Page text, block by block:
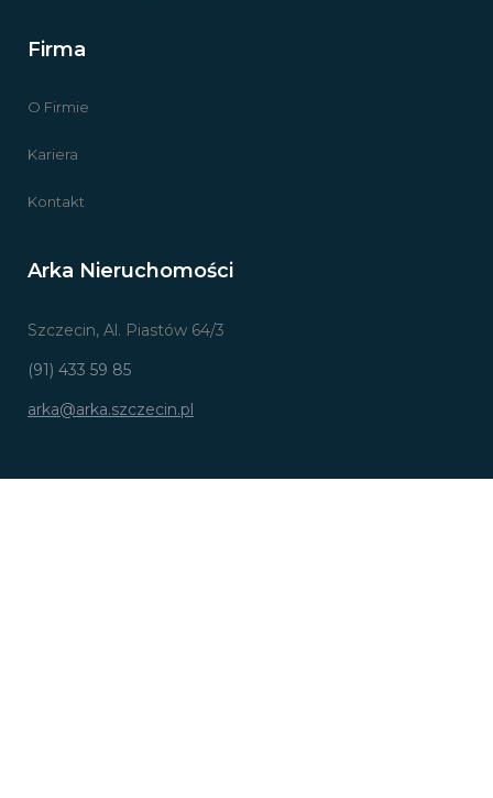
Firma
O Firmie
Kariera
Kontakt
Arka Nieruchomości
Szczecin, Al. Piastów 64/3
(91) 433 59 85
arka@arka.szczecin.pl